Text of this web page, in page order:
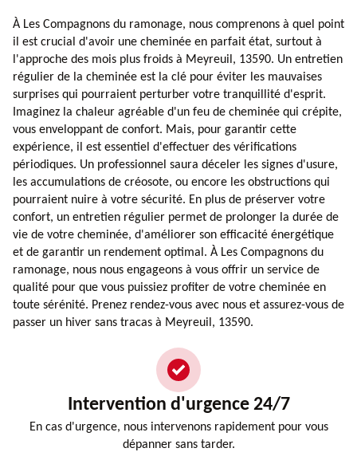
À Les Compagnons du ramonage, nous comprenons à quel point
il est crucial d'avoir une cheminée en parfait état, surtout à
l'approche des mois plus froids à Meyreuil, 13590. Un entretien
régulier de la cheminée est la clé pour éviter les mauvaises
surprises qui pourraient perturber votre tranquillité d'esprit.
Imaginez la chaleur agréable d'un feu de cheminée qui crépite,
vous enveloppant de confort. Mais, pour garantir cette
expérience, il est essentiel d'effectuer des vérifications
périodiques. Un professionnel saura déceler les signes d'usure,
les accumulations de créosote, ou encore les obstructions qui
pourraient nuire à votre sécurité. En plus de préserver votre
confort, un entretien régulier permet de prolonger la durée de
vie de votre cheminée, d'améliorer son efficacité énergétique
et de garantir un rendement optimal. À Les Compagnons du
ramonage, nous nous engageons à vous offrir un service de
qualité pour que vous puissiez profiter de votre cheminée en
toute sérénité. Prenez rendez-vous avec nous et assurez-vous de
passer un hiver sans tracas à Meyreuil, 13590.
Intervention d'urgence 24/7
En cas d'urgence, nous intervenons rapidement pour vous
dépanner sans tarder.